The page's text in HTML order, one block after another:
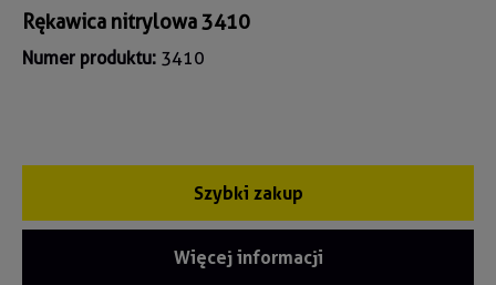
Rękawica nitrylowa 3410
Numer produktu: 3410
Szybki zakup
Więcej informacji